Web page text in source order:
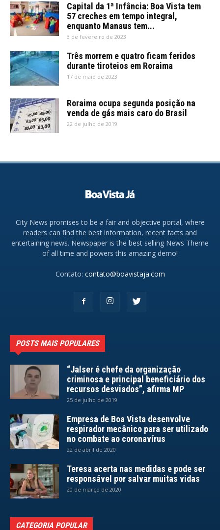
Capital da 1ª Infância: Boa Vista tem
57 creches em tempo integral,
enquanto Manaus tem...
3 de fevereiro de 2023
Três morrem e quatro ficam feridos
durante tiroteios em Roraima
17 de maio de 2023
Roraima ocupa segunda posição na
venda de gás mais caro do Brasil
22 de julho de 2019
City News promises to be a fair and objective portal, where
readers can find the best information, recent facts and
entertaining news. Newspaper is the best selling News Theme
of all time and powers this amazing demo!
Contato: contato@boavistaja.com
POSTS MAIS POPULARES
“Jalser é chefe da organização
criminosa e principal beneficiário dos
recursos desviados”, afirma MP
25 de julho de 2019
Empresa de Boa Vista desenvolve
respirador mecânico para ser utilizado
no combate ao coronavírus
22 de abril de 2020
Teresa acerta nas medidas e pode ser
responsável por salvar muitas vidas
20 de março de 2020
CATEGORIA POPULAR